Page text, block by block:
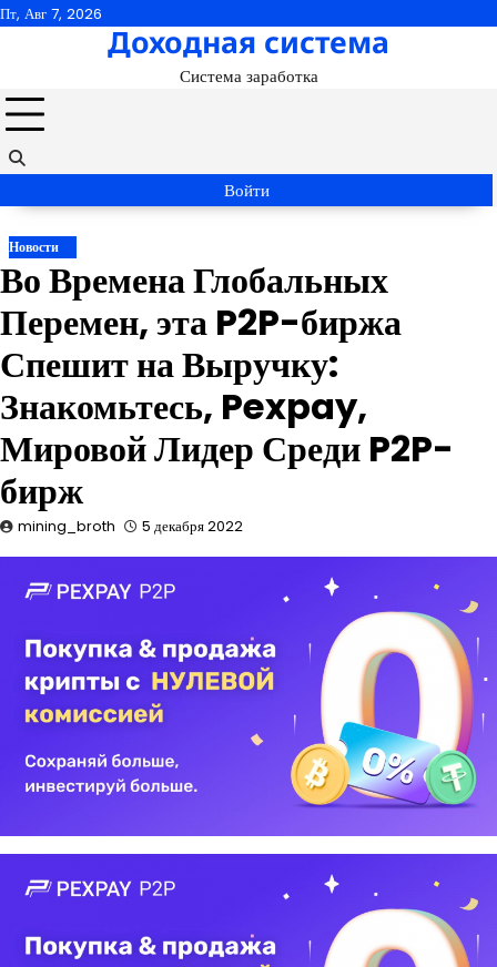
Перейти
Пт, Авг 7, 2026
Доходная система
Система заработка
Войти
Новости
Во Времена Глобальных
Перемен, эта P2P-биржа
Спешит на Выручку:
Знакомьтесь, Pexpay,
Мировой Лидер Среди P2P-
бирж
mining_broth 5 декабря 2022